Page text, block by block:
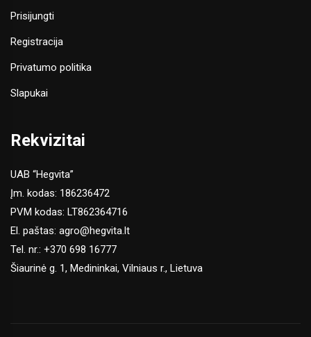
Prisijungti
Registracija
Privatumo politika
Slapukai
Rekvizitai
UAB “Hegvita”
Įm. kodas: 186236472
PVM kodas: LT862364716
El. paštas: agro@hegvita.lt
Tel. nr.: +370 698 16777
Šiaurinė g. 1, Medininkai, Vilniaus r., Lietuva